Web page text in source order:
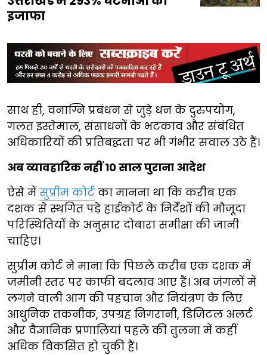
इजाफा
साथ ही, वनाग्नि प्रबंधन से जुड़े धन के दुरुपयोग,
गलत इस्तेमाल, संसाधनों के भटकाव और संबंधित
अधिकारियों की प्रतिबद्धता पर भी गंभीर सवाल उठे हैं।
अब व्यावहारिक नहीं 10 साल पुराना आदेश
ऐसे में सुप्रीम कोर्ट का मानना था कि करीब एक
दशक से स्थगित पड़े हाईकोर्ट के निर्देशों की मौजूदा
परिस्थितियों के अनुसार दोबारा समीक्षा की जानी
चाहिए।
सुप्रीम कोर्ट ने माना कि पिछले करीब एक दशक में
जमीनी स्तर पर काफी बदलाव आए हैं। अब जंगलों में
लगने वाली आग की पहचान और नियंत्रण के लिए
आधुनिक तकनीक, उपग्रह निगरानी, डिजिटल अलर्ट
और वैज्ञानिक प्रणालियां पहले की तुलना में कहीं
अधिक विकसित हो चुकी हैं।